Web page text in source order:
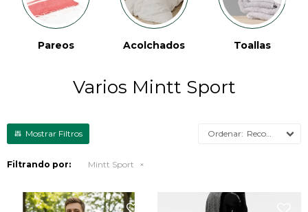
Pareos Acolchados Toallas
Varios Mintt Sport
Recomendados
Filtrando por: Mintt Sport